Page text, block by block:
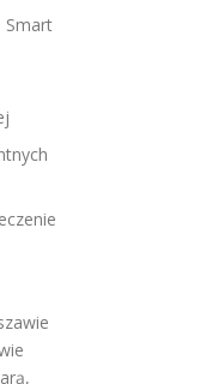
Smart
,